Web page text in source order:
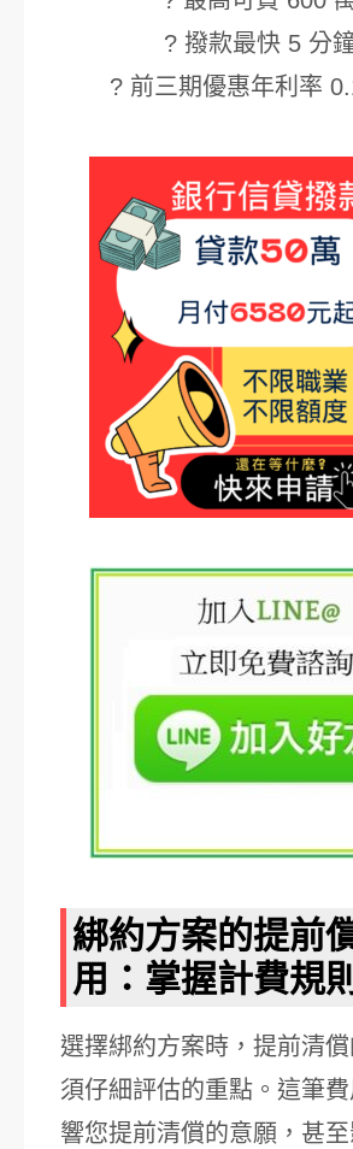
? 撥款最快 5 分
? 前三期優惠年利率
綁約方案的提前
用：掌握計費規則
選擇綁約方案時，提前清
須仔細評估的重點。這筆
響您提前清償的意願，甚